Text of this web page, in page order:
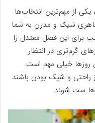
یکی از مهم‌ترین انتخاب‌ها
ظاهری شیک و مدرن به شما
برای این فصل معتدل را
گرم‌تری در انتظار
خیلی مهم است.
راحتی و شیک بودن باشند
ست شوند.